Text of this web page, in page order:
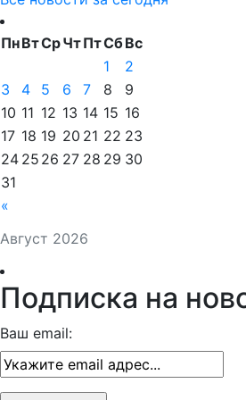
Август 2026
ПнВтСрЧтПтСбВс
«
1
2
3
4 5 6 7 8
9
10 11 12 13 14 15 16
17 18 19 20 21 22 23
24 25 26 27 28 29 30
31
Подписка на
Ваш email: